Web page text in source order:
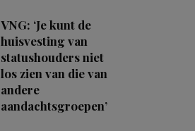
VNG: ‘Je kunt de
huisvesting van
statushouders niet
los zien van die van
andere
aandachtsgroepen’